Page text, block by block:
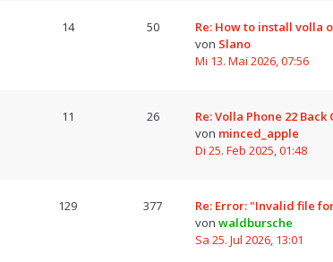
14 50
Re: How to install volla
von Slano
Mi 13. Mai 2026, 07:56
11 26
Re: Volla Phone 22 Back
von minced_apple
Di 25. Feb 2025, 01:48
129 377
Re: Error: "Invalid file
von waldbursche
Sa 25. Jul 2026, 13:01